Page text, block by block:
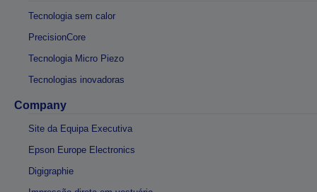
Tecnologia sem calor
PrecisionCore
Tecnologia Micro Piezo
Tecnologias inovadoras
Company
Site da Equipa Executiva
Epson Europe Electronics
Digigraphie